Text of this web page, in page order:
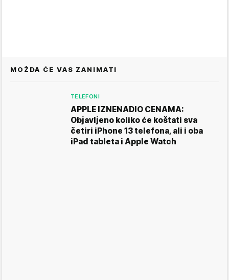
MOŽDA ĆE VAS ZANIMATI
TELEFONI
APPLE IZNENADIO CENAMA:
Objavljeno koliko će koštati sva
četiri iPhone 13 telefona, ali i oba
iPad tableta i Apple Watch